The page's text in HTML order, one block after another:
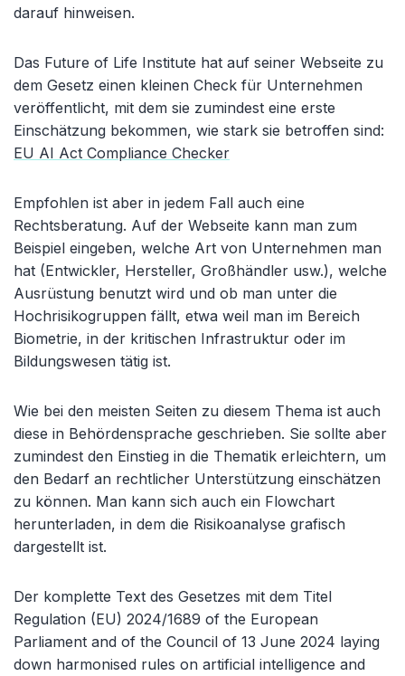
darauf hinweisen.
Das Future of Life Institute hat auf seiner Webseite zu
dem Gesetz einen kleinen Check für Unternehmen
veröffentlicht, mit dem sie zumindest eine erste
Einschätzung bekommen, wie stark sie betroffen sind:
EU AI Act Compliance Checker
Empfohlen ist aber in jedem Fall auch eine
Rechtsberatung. Auf der Webseite kann man zum
Beispiel eingeben, welche Art von Unternehmen man
hat (Entwickler, Hersteller, Großhändler usw.), welche
Ausrüstung benutzt wird und ob man unter die
Hochrisikogruppen fällt, etwa weil man im Bereich
Biometrie, in der kritischen Infrastruktur oder im
Bildungswesen tätig ist.
Wie bei den meisten Seiten zu diesem Thema ist auch
diese in Behördensprache geschrieben. Sie sollte aber
zumindest den Einstieg in die Thematik erleichtern, um
den Bedarf an rechtlicher Unterstützung einschätzen
zu können. Man kann sich auch ein Flowchart
herunterladen, in dem die Risikoanalyse grafisch
dargestellt ist.
Der komplette Text des Gesetzes mit dem Titel
Regulation (EU) 2024/1689 of the European
Parliament and of the Council of 13 June 2024 laying
down harmonised rules on artificial intelligence and